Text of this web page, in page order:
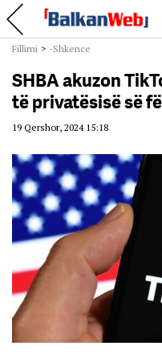
Fillimi > -Shkence
SHBA akuzon
të privatësisë së
19 Qershor, 2024 15:18